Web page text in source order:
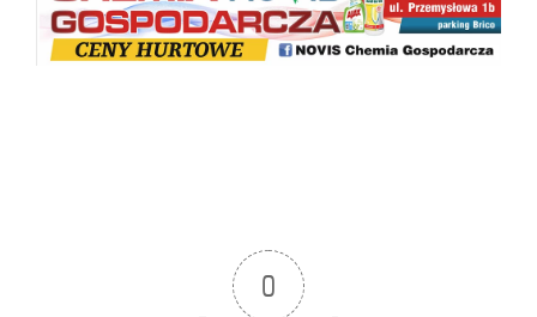
0